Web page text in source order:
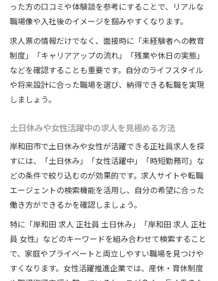
った方の口コミや体験談を参考にすることで、リアルな
職場像や入社後のイメージを掴みやすくなります。
求人票の情報だけでなく、面接時に「未経験者への教育
制度」「キャリアアップの流れ」「残業や休日の実態」
などを確認することも重要です。自分のライフスタイル
や将来設計に合った職場を選び、納得できる転職を実現
しましょう。
土日休みや女性活躍中の求人を見極める方法
岸和田市で土日休みや女性が活躍できる正社員求人を探
すには、「土日休み」「女性活躍中」「時短勤務可」な
どの条件で絞り込むのが効果的です。求人サイトや転職
エージェントの検索機能を活用し、自分の希望に合った
働き方ができるかを確認しましょう。
特に「岸和田 求人 正社員 土日休み」「岸和田 求人 正社
員 女性」などのキーワードを組み合わせて検索すること
で、家庭やプライベートと両立しやすい職場を見つけや
すくなります。女性活躍推進企業では、産休・育休制度